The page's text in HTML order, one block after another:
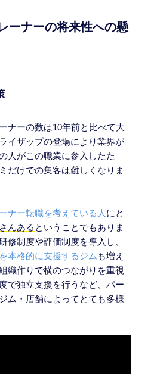
ーナーの将来性への懸
ナーの数は10年前と比べて大
イザップの登場により業界が
人がこの職業に参入したた
だけでの集客は難しくなりま
ナー転職を考えている人 にと
んある ということでもありま
修制度や評価制度を導入し、
本格的に支援するジム も増え
織作りで横のつながりを重視
で独立支援を行うなど、パー
ム・店舗によってとても多様